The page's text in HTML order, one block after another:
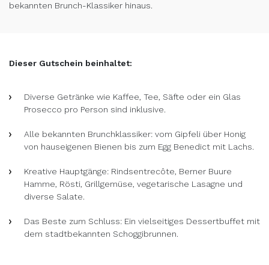
bekannten Brunch-Klassiker hinaus.
Dieser Gutschein beinhaltet:
Diverse Getränke wie Kaffee, Tee, Säfte oder ein Glas
Prosecco pro Person sind inklusive.
Alle bekannten Brunchklassiker: vom Gipfeli über Honig
von hauseigenen Bienen bis zum Egg Benedict mit Lachs.
Kreative Hauptgänge: Rindsentrecôte, Berner Buure
Hamme, Rösti, Grillgemüse, vegetarische Lasagne und
diverse Salate.
Das Beste zum Schluss: Ein vielseitiges Dessertbuffet mit
dem stadtbekannten Schoggibrunnen.